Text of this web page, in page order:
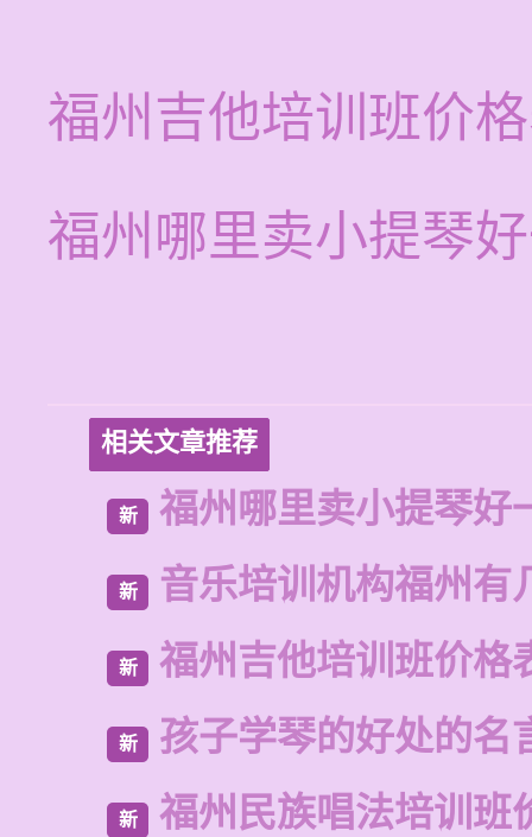
福州吉他培训班价
福州哪里卖小提琴
相关文章推荐
新 福州哪里卖小提琴好
新 音乐培训机构福州有
新 福州吉他培训班价格
新 孩子学琴的好处的名
新 福州民族唱法培训班